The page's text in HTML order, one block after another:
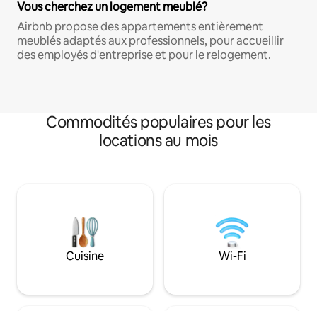
Vous cherchez un logement meublé?
Airbnb propose des appartements entièrement
meublés adaptés aux professionnels, pour accueillir
des employés d'entreprise et pour le relogement.
Commodités populaires pour les
locations au mois
Cuisine Wi-Fi